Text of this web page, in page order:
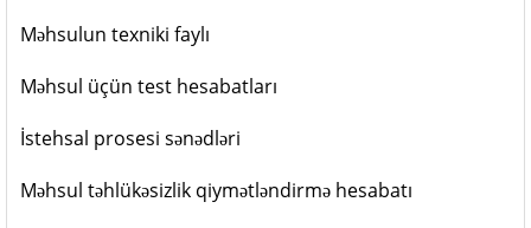
Məhsulun texniki faylı
Məhsul üçün test hesabatları
İstehsal prosesi sənədləri
Məhsul təhlükəsizlik qiymətləndirmə hesabatı